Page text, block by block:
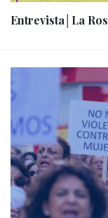
Entrevista│La